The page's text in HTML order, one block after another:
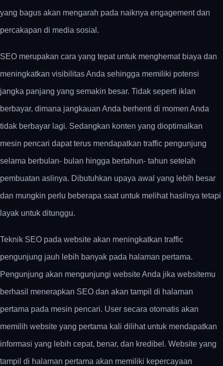
yang bagus akan mengarah pada naiknya engagement dan
percakapan di media sosial.
SEO merupakan cara yang tepat untuk menghemat biaya dan
meningkatkan visibilitas Anda sehingga memiliki potensi
jangka panjang yang semakin besar. Tidak seperti iklan
berbayar, dimana jangkauan Anda berhenti di momen Anda
tidak berbayar lagi. Sedangkan konten yang dioptimalkan
mesin pencari dapat terus mendapatkan traffic pengunjung
selama berbulan- bulan hingga bertahun- tahun setelah
pembuatan aslinya. Dibutuhkan upaya awal yang lebih besar
dan mungkin perlu beberapa saat untuk melihat hasilnya tetapi
layak untuk ditunggu.
Teknik SEO pada website akan meningkatkan traffic
pengunjung jauh lebih banyak pada halaman pertama.
Pengunjung akan mengunjungi website Anda jika websitemu
berhasil menerapkan SEO dan akan tampil di halaman
pertama pada mesin pencari. User secara otomatis akan
memilih website yang pertama kali dilihat untuk mendapatkan
informasi yang lebih cepat, benar, dan kredibel. Website yang
tampil di halaman pertama akan memiliki kepercayaan